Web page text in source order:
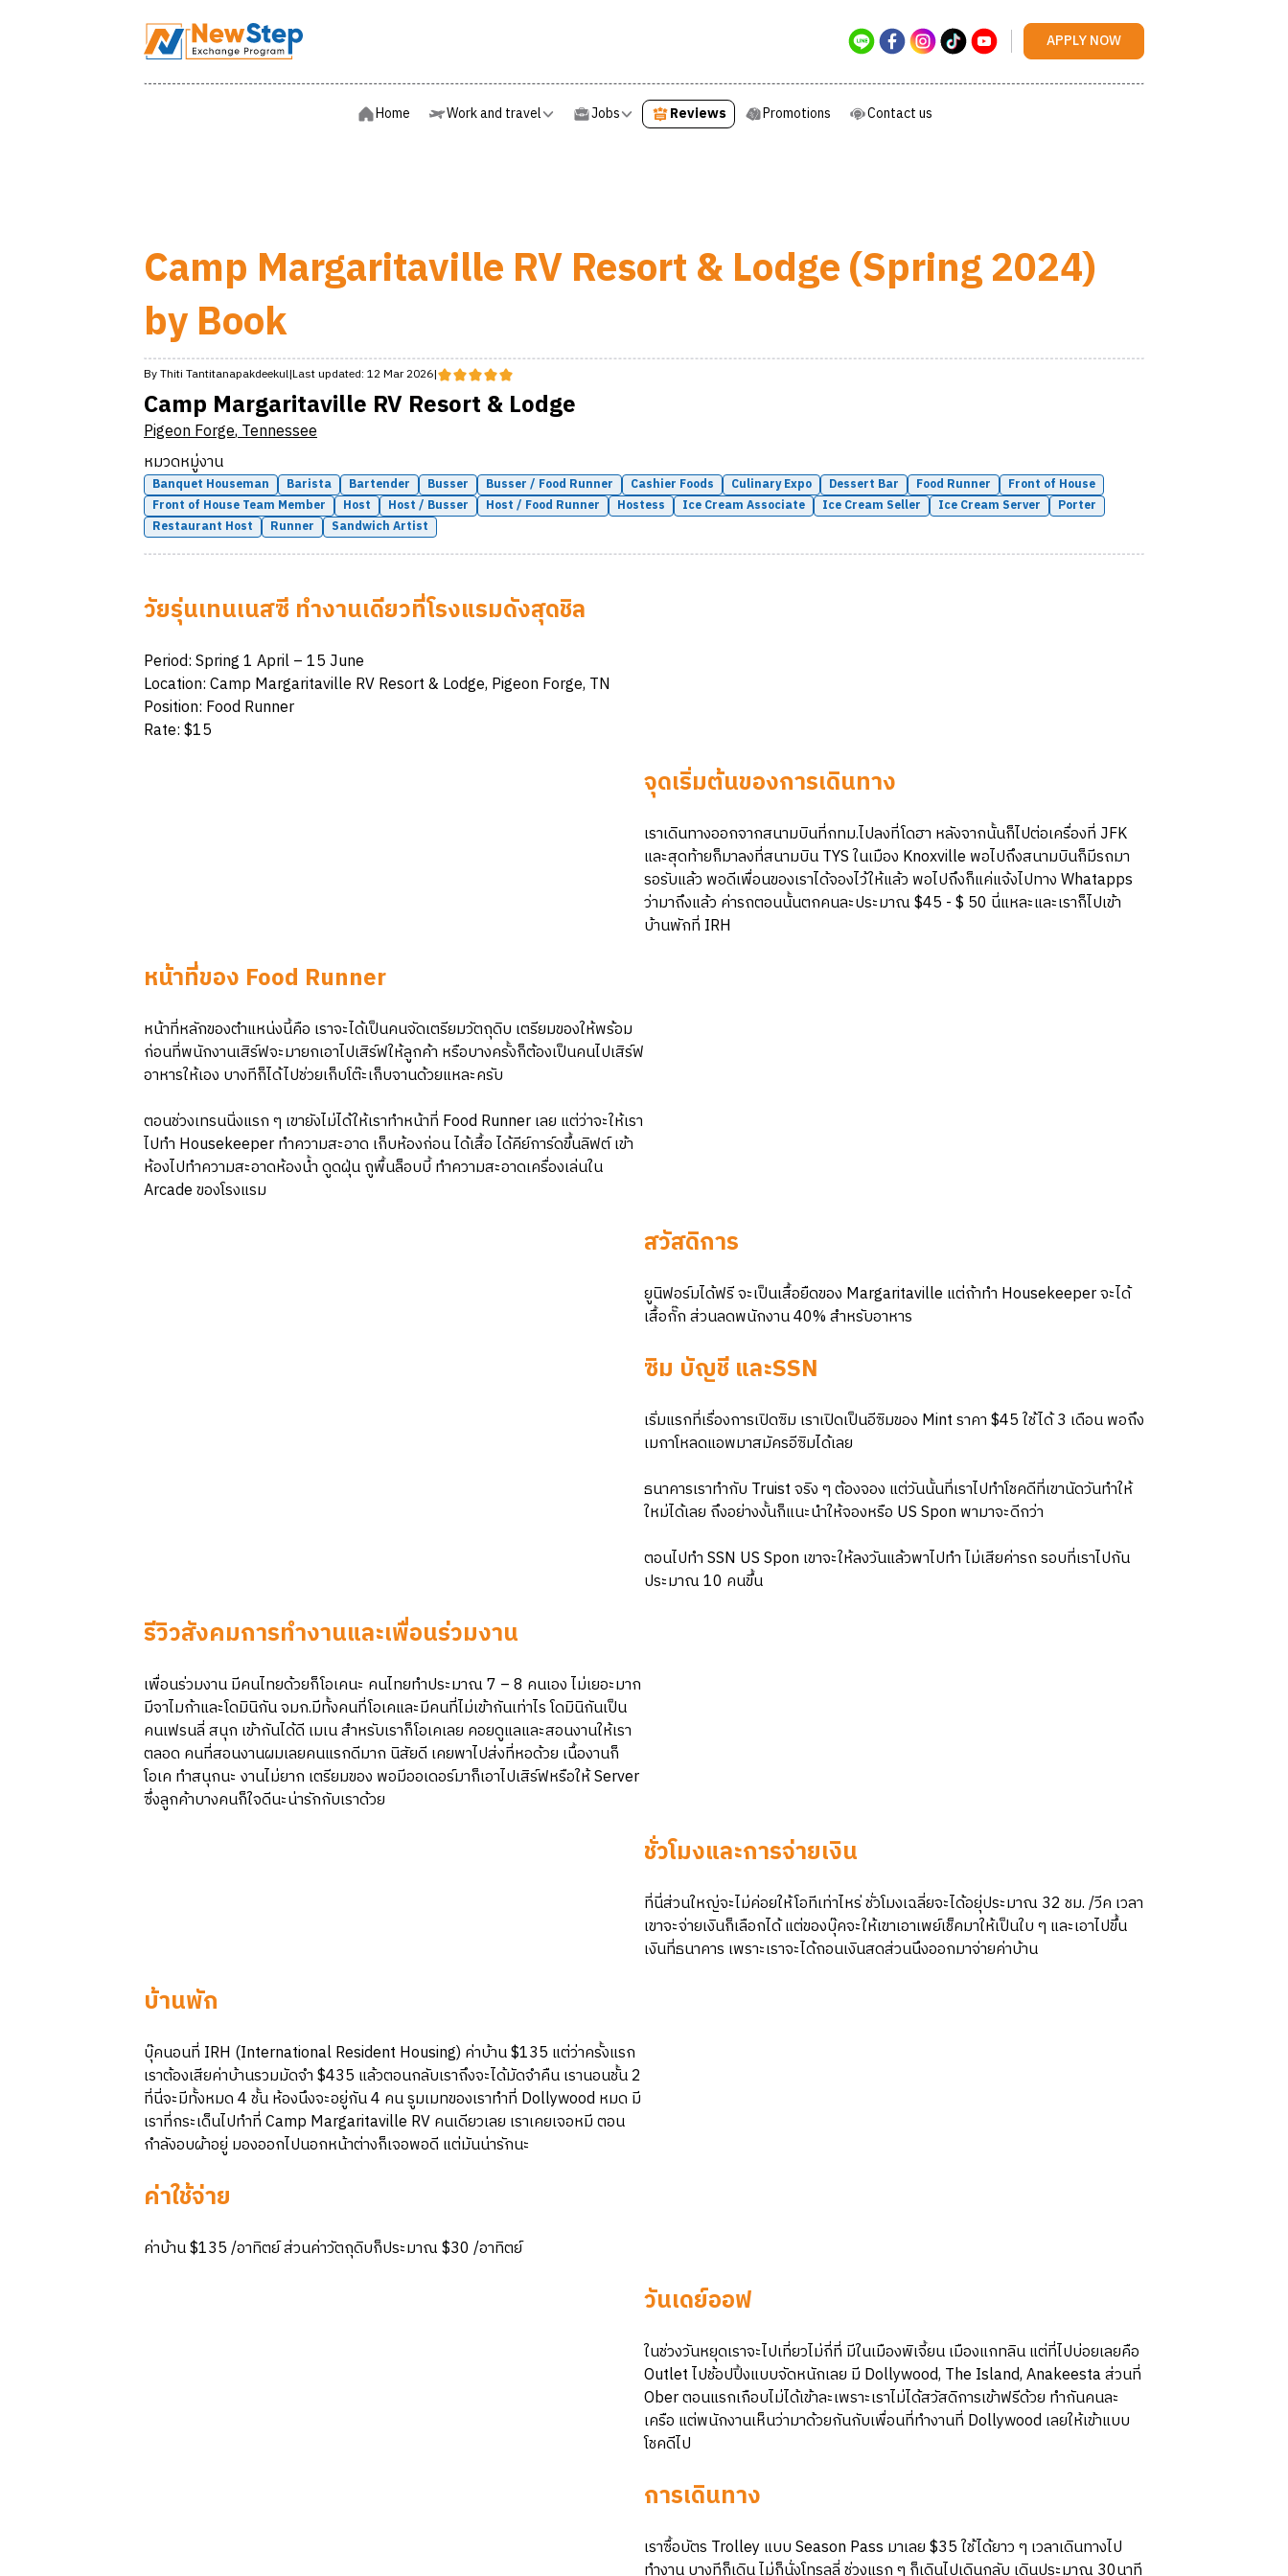
Promotions Contact us APPLY NOW
Home Work and travel Jobs Reviews Promotions Contact us
Camp Margaritaville RV Resort & Lodge (Spring 2024)
by Book
ByThiti Tantitanapakdeekul|Last updated: 12 Mar 2026|
Camp Margaritaville RV Resort & Lodge
Pigeon Forge,Tennessee
หมวดหมู่งาน
Banquet Houseman Barista Bartender Busser Busser / Food Runner Cashier Foods Culinary Expo Dessert Bar Food Runner
Front of House
Front of House Team Member
Host Host / Busser Host / Food Runner Hostess Ice Cream Associate Ice Cream Seller Ice Cream Server
Porter
Restaurant Host
Runner Sandwich Artist
วัยรุ่นเทนเนสซี ทำงานเดียวที่โรงแรมดังสุดชิล
Period: Spring 1 April – 15 June
Location: Camp Margaritaville RV Resort & Lodge, Pigeon Forge, TN
Position: Food Runner
Rate: $15
จุดเริ่มต้นของการเดินทาง
เราเดินทางออกจากสนามบินที่กทม.ไปลงที่โดฮา หลังจากนั้นก็ไปต่อเครื่องที่ JFK
และสุดท้ายก็มาลงที่สนามบิน TYS ในเมือง Knoxville พอไปถึงสนามบินก็มีรถมา
รอรับแล้ว พอดีเพื่อนของเราได้จองไว้ให้แล้ว พอไปถึงก็แค่แจ้งไปทาง Whatapps
ว่ามาถึงแล้ว ค่ารถตอนนั้นตกคนละประมาณ $45 - $ 50 นี่แหละและเราก็ไปเข้า
บ้านพักที่ IRH
หน้าที่ของ Food Runner
หน้าที่หลักของตำแหน่งนี้คือ เราจะได้เป็นคนจัดเตรียมวัตถุดิบ เตรียมของให้พร้อม
ก่อนที่พนักงานเสิร์ฟจะมายกเอาไปเสิร์ฟให้ลูกค้า หรือบางครั้งก็ต้องเป็นคนไปเสิร์ฟ
อาหารให้เอง บางทีก็ได้ไปช่วยเก็บโต๊ะเก็บจานด้วยแหละครับ
ตอนช่วงเทรนนิ่งแรก ๆ เขายังไม่ได้ให้เราทำหน้าที่ Food Runner เลย แต่ว่าจะให้เรา
ไปทำ Housekeeper ทำความสะอาด เก็บห้องก่อน ได้เสื้อ ได้คีย์การ์ดขึ้นลิฟต์ เข้า
ห้องไปทำความสะอาดห้องน้ำ ดูดฝุ่น ถูพื้นล็อบบี้ ทำความสะอาดเครื่องเล่นใน
Arcade ของโรงแรม
สวัสดิการ
ยูนิฟอร์มได้ฟรี จะเป็นเสื้อยืดของ Margaritaville แต่ถ้าทำ Housekeeper จะได้
เสื้อกั๊ก ส่วนลดพนักงาน 40% สำหรับอาหาร
ซิม บัญชี และSSN
เริ่มแรกที่เรื่องการเปิดซิม เราเปิดเป็นอีซิมของ Mint ราคา $45 ใช้ได้ 3 เดือน พอถึง
เมกาโหลดแอพมาสมัครอีซิมได้เลย
ธนาคารเราทำกับ Truist จริง ๆ ต้องจอง แต่วันนั้นที่เราไปทำโชคดีที่เขานัดวันทำให้
ใหม่ได้เลย ถึงอย่างงั้นก็แนะนำให้จองหรือ US Spon พามาจะดีกว่า
ตอนไปทำ SSN US Spon เขาจะให้ลงวันแล้วพาไปทำ ไม่เสียค่ารถ รอบที่เราไปกัน
ประมาณ 10 คนขึ้น
รีวิวสังคมการทำงานและเพื่อนร่วมงาน
เพื่อนร่วมงาน มีคนไทยด้วยก็โอเคนะ คนไทยทำประมาณ 7 – 8 คนเอง ไม่เยอะมาก
มีจาไมก้าและโดมินิกัน จมก.มีทั้งคนที่โอเคและมีคนที่ไม่เข้ากันเท่าไร โดมินิกันเป็น
คนเฟรนลี่ สนุก เข้ากันได้ดี เมเน สำหรับเราก็โอเคเลย คอยดูแลและสอนงานให้เรา
ตลอด คนที่สอนงานผมเลยคนแรกดีมาก นิสัยดี เคยพาไปส่งที่หอด้วย เนื้องานก็
โอเค ทำสนุกนะ งานไม่ยาก เตรียมของ พอมีออเดอร์มาก็เอาไปเสิร์ฟหรือให้ Server
ซึ่งลูกค้าบางคนก็ใจดีนะน่ารักกับเราด้วย
ชั่วโมงและการจ่ายเงิน
ที่นี่ส่วนใหญ่จะไม่ค่อยให้โอทีเท่าไหร่ ชั่วโมงเฉลี่ยจะได้อยุ่ประมาณ 32 ชม. /วีค เวลา
เขาจะจ่ายเงินก็เลือกได้ แต่ของบุ๊คจะให้เขาเอาเพย์เช็คมาให้เป็นใบ ๆ และเอาไปขึ้น
เงินที่ธนาคาร เพราะเราจะได้ถอนเงินสดส่วนนึงออกมาจ่ายค่าบ้าน
บ้านพัก
บุ๊คนอนที่ IRH (International Resident Housing) ค่าบ้าน $135 แต่ว่าครั้งแรก
เราต้องเสียค่าบ้านรวมมัดจำ $435 แล้วตอนกลับเราถึงจะได้มัดจำคืน เรานอนชั้น 2
ที่นี่จะมีทั้งหมด 4 ชั้น ห้องนึงจะอยู่กัน 4 คน รูมเมทของเราทำที่ Dollywood หมด มี
เราที่กระเด็นไปทำที่ Camp Margaritaville RV คนเดียวเลย เราเคยเจอหมี ตอน
กำลังอบผ้าอยู่ มองออกไปนอกหน้าต่างก็เจอพอดี แต่มันน่ารักนะ
ค่าใช้จ่าย
ค่าบ้าน $135 /อาทิตย์ ส่วนค่าวัตถุดิบก็ประมาณ $30 /อาทิตย์
วันเดย์ออฟ
ในช่วงวันหยุดเราจะไปเที่ยวไม่กี่ที่ มีในเมืองพิเจี้ยน เมืองแกทลิน แต่ที่ไปบ่อยเลยคือ
Outlet ไปช้อปปิ้งแบบจัดหนักเลย มี Dollywood, The Island, Anakeesta ส่วนที่
Ober ตอนแรกเกือบไม่ได้เข้าละเพราะเราไม่ได้สวัสดิการเข้าฟรีด้วย ทำกันคนละ
เครือ แต่พนักงานเห็นว่ามาด้วยกันกับเพื่อนที่ทำงานที่ Dollywood เลยให้เข้าแบบ
โชคดีไป
การเดินทาง
เราซื้อบัตร Trolley แบบ Season Pass มาเลย $35 ใช้ได้ยาว ๆ เวลาเดินทางไป
ทำงาน บางทีก็เดิน ไม่ก็นั่งโทรลลี่ ช่วงแรก ๆ ก็เดินไปเดินกลับ เดินประมาณ 30นาที